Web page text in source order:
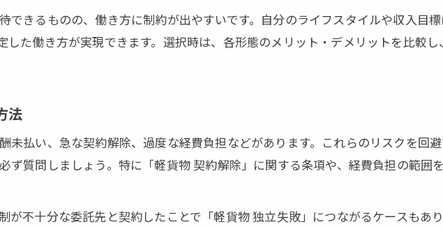
契約トラブルを防ぐ軽貨物契約書の知識
できるものの、働き方に制約が出やすいです。自分のライフスタイルや収入目
した働き方が実現できます。選択時は、各形態のメリット・デメリットを比較
法
未払い、急な契約解除、過度な経費負担などがあります。これらのリスクを回
ず質問しましょう。特に「軽貨物 契約解除」に関する条項や、経費負担の範囲
が不十分な委託先と契約したことで「軽貨物 独立失敗」につながるケースもあ